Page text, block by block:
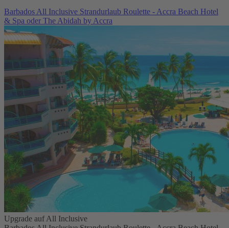
Barbados All Inclusive Strandurlaub Roulette - Accra Beach Hotel
& Spa oder The Abidah by Accra
Upgrade auf All Inclusive